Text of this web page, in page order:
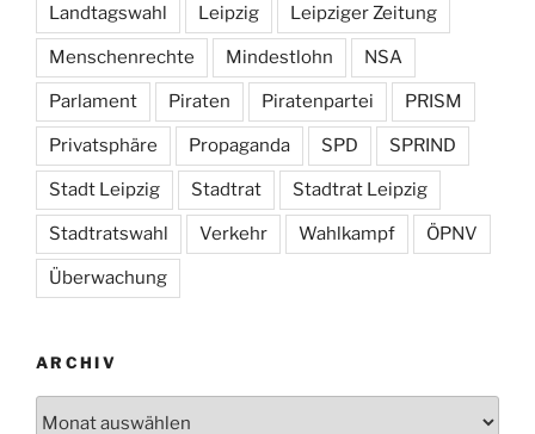
Landtagswahl Leipzig Leipziger Zeitung
Menschenrechte Mindestlohn NSA
Parlament Piraten Piratenpartei PRISM
Privatsphäre Propaganda SPD SPRIND
Stadt Leipzig Stadtrat Stadtrat Leipzig
Stadtratswahl Verkehr Wahlkampf ÖPNV
Überwachung
ARCHIV